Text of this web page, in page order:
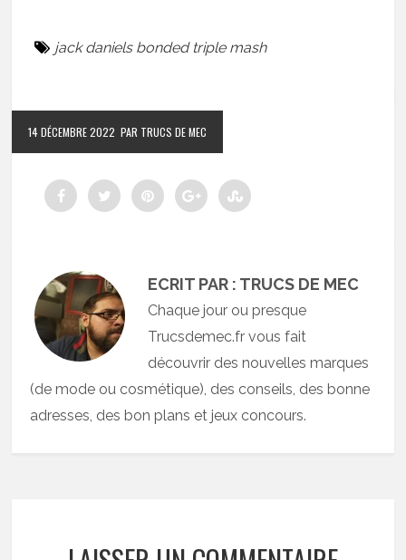
jack daniels bonded triple mash
14 DÉCEMBRE 2022 PAR TRUCS DE MEC
ECRIT PAR : TRUCS DE MEC
Chaque jour ou presque
Trucsdemec.fr vous fait
découvrir des nouvelles marques
(de mode ou cosmétique), des conseils, des bonne
adresses, des bon plans et jeux concours.